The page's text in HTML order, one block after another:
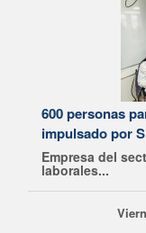
600 personas
impulsado por
Empresa del
laborales...